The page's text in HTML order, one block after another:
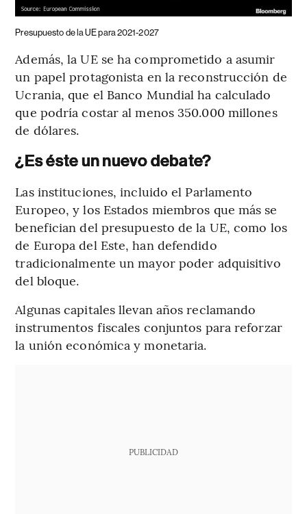
Presupuesto de la UE para 2021-2027
Además, la UE se ha comprometido a asumir
un papel protagonista en la reconstrucción de
Ucrania, que el Banco Mundial ha calculado
que podría costar al menos 350.000 millones
de dólares.
¿Es éste un nuevo debate?
Las instituciones, incluido el Parlamento
Europeo, y los Estados miembros que más se
benefician del presupuesto de la UE, como los
de Europa del Este, han defendido
tradicionalmente un mayor poder adquisitivo
del bloque.
Algunas capitales llevan años reclamando
instrumentos fiscales conjuntos para reforzar
la unión económica y monetaria.
PUBLICIDAD